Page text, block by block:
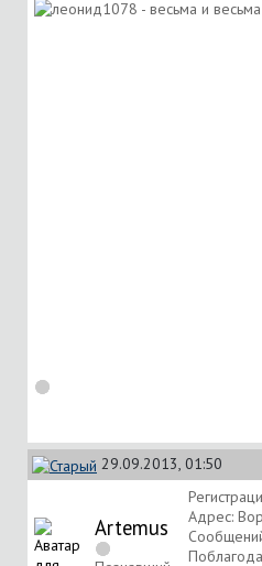
29.09.2013, 01:50
Artemus
Адрес: